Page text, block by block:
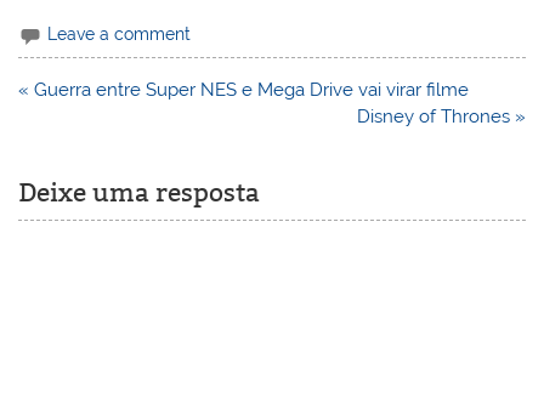
Leave a comment
Navegação
« Guerra entre Super NES e Mega Drive vai virar filme
Disney of Thrones »
Deixe uma resposta